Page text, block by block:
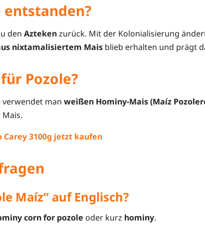
entstanden?
den Aztekenzurück. Mit der Kolonialisierung
nixtamalisiertem Mais blieb erhalten und prägt
Pozole?
verwendet man weißen Hominy-Mais (Maíz
Carey 3100g jetzt kaufen
Maíz“ auf Englisch?
corn for pozole oder kurz hominy.